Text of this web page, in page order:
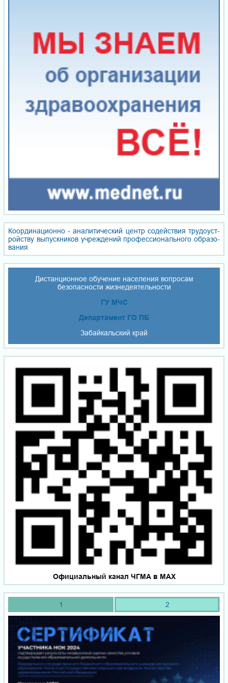
Координационно - ана­ли­ти­чес­кий центр со­дей­ствия тру­до­уст­
ройст­ву вы­пуск­ни­ков уч­реж­де­ний про­фес­сио­наль­но­го об­ра­зо­
ва­ния
Дистанционное обучение населения вопросам
безопасности жизнедеятельности
ГУ МЧС
Департамент ГО ПБ
Забайкальский край
Официальный канал ЧГМА в MAX
1 2